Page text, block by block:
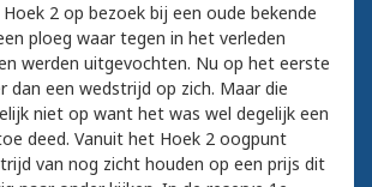
2 op bezoek bij een oude bekende
ploeg waar tegen in het verleden
werden uitgevochten. Nu op het eerste
dan een wedstrijd op zich. Maar die
niet op want het was wel degelijk een
deed. Vanuit het Hoek 2 oogpunt
van nog zicht houden op een prijs dit